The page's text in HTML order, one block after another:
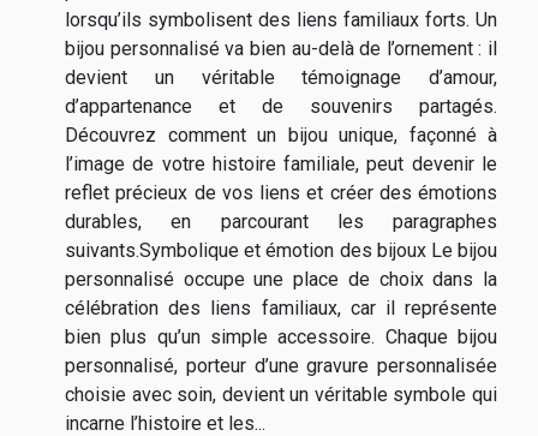
lorsqu’ils symbolisent des liens familiaux forts. Un
bijou personnalisé va bien au-delà de l’ornement : il
devient un véritable témoignage d’amour,
d’appartenance et de souvenirs partagés.
Découvrez comment un bijou unique, façonné à
l’image de votre histoire familiale, peut devenir le
reflet précieux de vos liens et créer des émotions
durables, en parcourant les paragraphes
suivants.Symbolique et émotion des bijoux Le bijou
personnalisé occupe une place de choix dans la
célébration des liens familiaux, car il représente
bien plus qu’un simple accessoire. Chaque bijou
personnalisé, porteur d’une gravure personnalisée
choisie avec soin, devient un véritable symbole qui
incarne l’histoire et les...